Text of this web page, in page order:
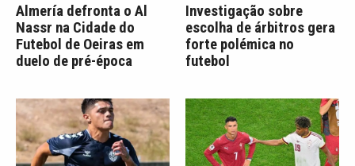
Almería defronta o Al
Nassr na Cidade do
Futebol de Oeiras em
duelo de pré-época
Investigação sobre
escolha de árbitros gera
forte polémica no
futebol